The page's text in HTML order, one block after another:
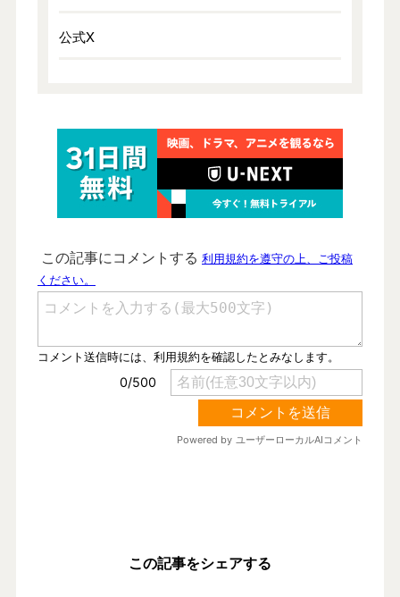
公式X
この記事をシェアする